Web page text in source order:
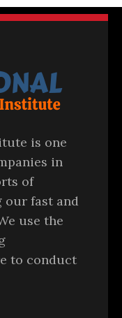
is one
in
of
our fast and
use the
to conduct